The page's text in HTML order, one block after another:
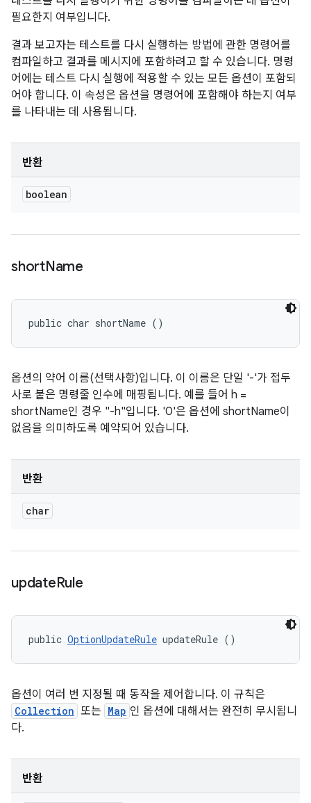
필요한지 여부입니다.
결과 보고자는 테스트를 다시 실행하는 방법에 관한 명령어를
컴파일하고 결과를 메시지에 포함하려고 할 수 있습니다. 명령
어에는 테스트 다시 실행에 적용할 수 있는 모든 옵션이 포함되
어야 합니다. 이 속성은 옵션을 명령어에 포함해야 하는지 여부
를 나타내는 데 사용됩니다.
반환
boolean
shortName
public char shortName ()
옵션의 약어 이름(선택사항)입니다. 이 이름은 단일 '-'가 접두
사로 붙은 명령줄 인수에 매핑됩니다. 예를 들어 h =
shortName인 경우 "-h"입니다. '0'은 옵션에 shortName이
없음을 의미하도록 예약되어 있습니다.
반환
char
updateRule
public OptionUpdateRule updateRule ()
옵션이 여러 번 지정될 때 동작을 제어합니다. 이 규칙은
Collection 또는 Map 인 옵션에 대해서는 완전히 무시됩니
다.
반환